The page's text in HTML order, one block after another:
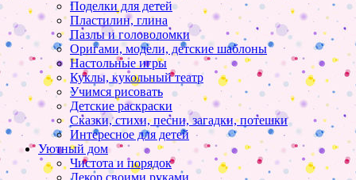
Поделки для детей
Пластилин, глина
Пазлы и головоломки
Оригами, модели, детские шаблоны
Настольные игры
Куклы, кукольный театр
Учимся рисовать
Детские раскраски
Сказки, стихи, песни, загадки, потешки
Интересное для детей
Уютный дом
Чистота и порядок
Декор своими руками